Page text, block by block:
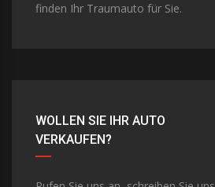
finden Ihr Traumauto für Sie.
WOLLEN SIE IHR AUTO
VERKAUFEN?